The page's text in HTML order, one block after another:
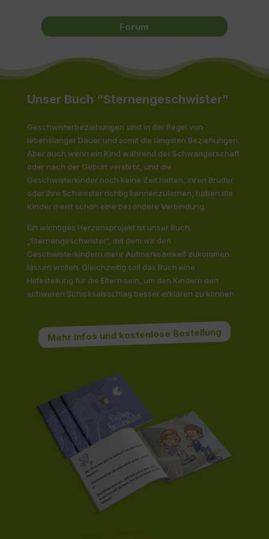
Forum
Unser Buch “Sternengeschwister”
Geschwisterbeziehungen sind in der Regel von
lebenslanger Dauer und somit die längsten Beziehungen.
Aber auch wenn ein Kind während der Schwangerschaft
oder nach der Geburt verstirbt, und die
Geschwisterkinder noch keine Zeit hatten, ihren Bruder
oder ihre Schwester richtig kennenzulernen, haben die
Kinder meist schon eine besondere Verbindung.
Ein wichtiges Herzensprojekt ist unser Buch
„Sternengeschwister“, mit dem wir den
Geschwisterkindern mehr Aufmerksamkeit zukommen
lassen wollen. Gleichzeitig soll das Buch eine
Hilfestellung für die Eltern sein, um den Kindern den
schweren Schicksalsschlag besser erklären zu können.
Mehr Infos und kostenlose Bestellung